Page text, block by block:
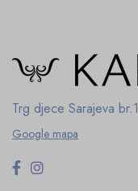
Trg djece Sarajeva br.1
Google mapa